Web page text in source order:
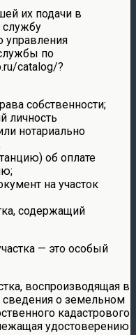
их подачи в
управления
по
catalog/?
собственности;
личность
нотариально
об оплате
на участок
содержащий
— это особый
воспроизводящая в
сведения о земельном
кадастрового
удостоверению